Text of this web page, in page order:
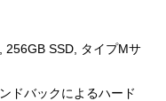
256GB SSD, タイプMサ
ドバックによるハード